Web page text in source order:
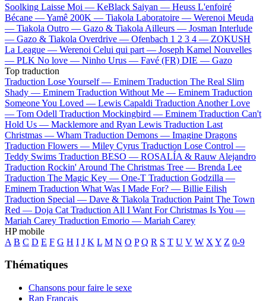
Soolking Laisse Moi — KeBlack Saiyan — Heuss L'enfoiré
Bécane —Yamê 200K — Tiakola Laboratoire — Werenoi Meuda
— Tiakola Outro — Gazo & Tiakola Ailleurs — Josman Interlude
— Gazo & Tiakola Overdrive — Ofenbach 1 2 3 4 — ZOKUSH
La League — Werenoi Celui qui part — Joseph Kamel Nouvelles
— PLK No love — Ninho Urus — Favé (FR) DIE — Gazo
Top traduction
Traduction Lose Yourself — Eminem Traduction The Real Slim
Shady — Eminem Traduction Without Me — Eminem Traduction
Someone You Loved — Lewis Capaldi Traduction Another Love
— Tom Odell Traduction Mockingbird — Eminem Traduction Can't
Hold Us — Macklemore and Ryan Lewis Traduction Last
Christmas — Wham Traduction Demons — Imagine Dragons
Traduction Flowers — Miley Cyrus Traduction Lose Control —
Teddy Swims Traduction BESO — ROSALÍA & Rauw Alejandro
Traduction Rockin' Around The Christmas Tree — Brenda Lee
Traduction The Magic Key — One-T Traduction Godzilla —
Eminem Traduction What Was I Made For? — Billie Eilish
Traduction Special — Dave & Tiakola Traduction Paint The Town
Red — Doja Cat Traduction All I Want For Christmas Is You —
Mariah Carey Traduction Emorio — Mariah Carey
HP mobile
A B C D E F G H I J K L M N O P Q R S T U V W X Y Z 0-9
Thématiques
Chansons pour faire le sexe
Rap Français